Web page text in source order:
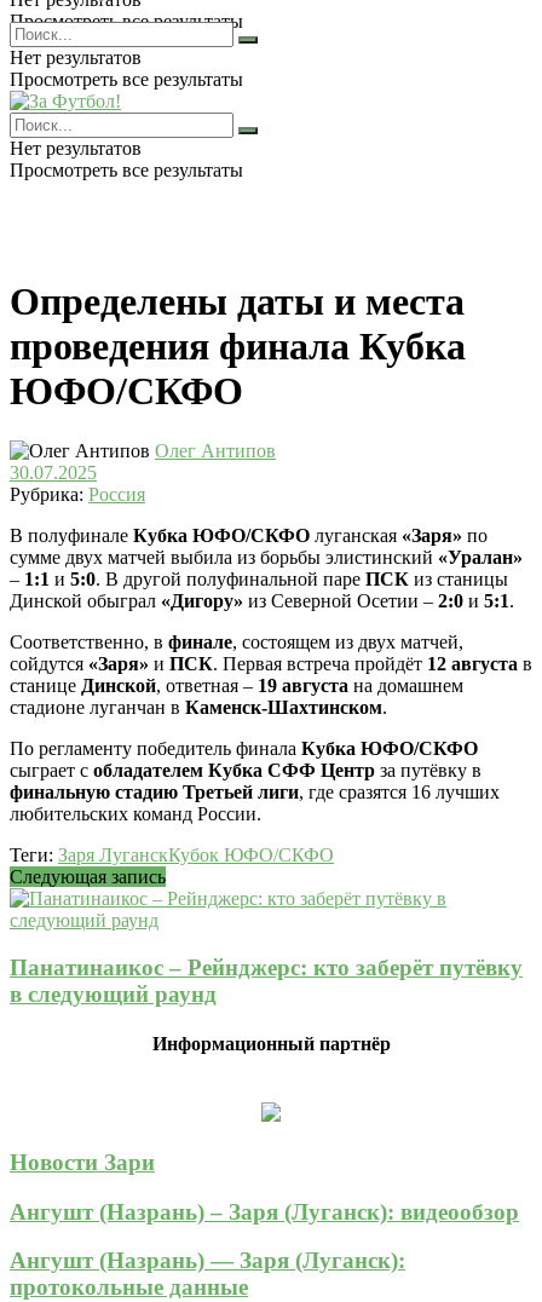
Просмотреть все результаты
Нет результатов
Просмотреть все результаты
Нет результатов
Просмотреть все результаты
Определены даты и места
проведения финала Кубка
ЮФО/СКФО
Олег Антипов
30.07.2025
Рубрика: Россия
В полуфинале Кубка ЮФО/СКФО луганская «Заря» по
сумме двух матчей выбила из борьбы элистинский «Уралан»
– 1:1 и 5:0. В другой полуфинальной паре ПСК из станицы
Динской обыграл «Дигору» из Северной Осетии – 2:0 и 5:1.
Соответственно, в финале, состоящем из двух матчей,
сойдутся «Заря» и ПСК. Первая встреча пройдёт 12 августа в
станице Динской, ответная – 19 августа на домашнем
стадионе луганчан в Каменск-Шахтинском.
По регламенту победитель финала Кубка ЮФО/СКФО
сыграет с обладателем Кубка СФФ Центр за путёвку в
финальную стадию Третьей лиги, где сразятся 16 лучших
любительских команд России.
Теги: Заря ЛуганскКубок ЮФО/СКФО
Следующая запись
Панатинаикос – Рейнджерс: кто заберёт путёвку
в следующий раунд
Информационный партнёр
Новости Зари
Ангушт (Назрань) – Заря (Луганск): видеообзор
Ангушт (Назрань) — Заря (Луганск):
протокольные данные